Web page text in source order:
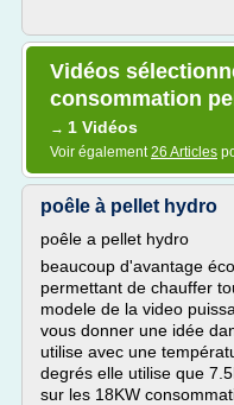
Vidéos
consommation
→ 1 Vidéos
Voir également26 Articles
poêle à pellet hydro
poêle a pellet hydro
beaucoup d'avantage
permettant de chauffer
modele de la video
vous donner une idée
utilise avec une
degrés elle utilise que
sur les 18KW